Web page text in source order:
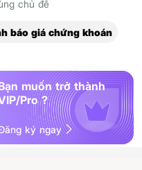
chủ đề
báo giá chứng khoán
muốn trở thành
Pro ?
ký ngay